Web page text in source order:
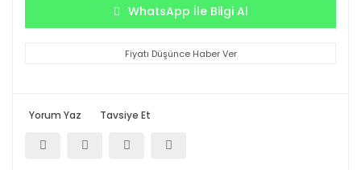
WhatsApp İle Bilgi Al
Fiyatı Düşünce Haber Ver
Yorum Yaz Tavsiye Et